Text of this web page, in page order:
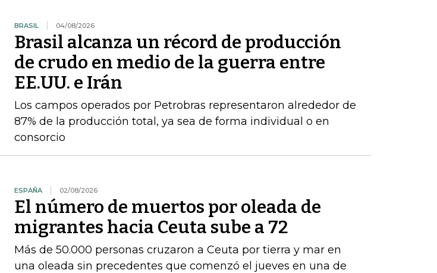
BRASIL 04/08/2026
Brasil alcanza un récord de producción
de crudo en medio de la guerra entre
EE.UU. e Irán
Los campos operados por Petrobras representaron alrededor de
87% de la producción total, ya sea de forma individual o en
consorcio
ESPAÑA 02/08/2026
El número de muertos por oleada de
migrantes hacia Ceuta sube a 72
Más de 50.000 personas cruzaron a Ceuta por tierra y mar en
una oleada sin precedentes que comenzó el jueves en una de